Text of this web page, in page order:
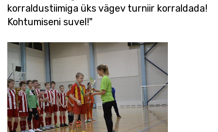
korraldustiimiga üks vägev turniir korraldada!
Kohtumiseni suvel!"